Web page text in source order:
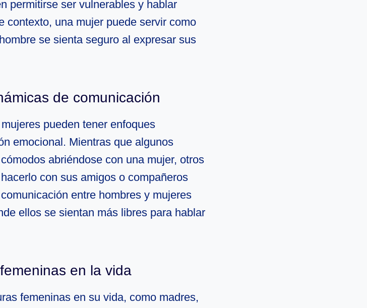
permitirse ser vulnerables y hablar
contexto, una mujer puede servir como
se sienta seguro al expresar sus
de comunicación
pueden tener enfoques
emocional. Mientras que algunos
abriéndose con una mujer, otros
con sus amigos o compañeros
entre hombres y mujeres
ellos se sientan más libres para hablar
en la vida
femeninas en su vida, como madres,